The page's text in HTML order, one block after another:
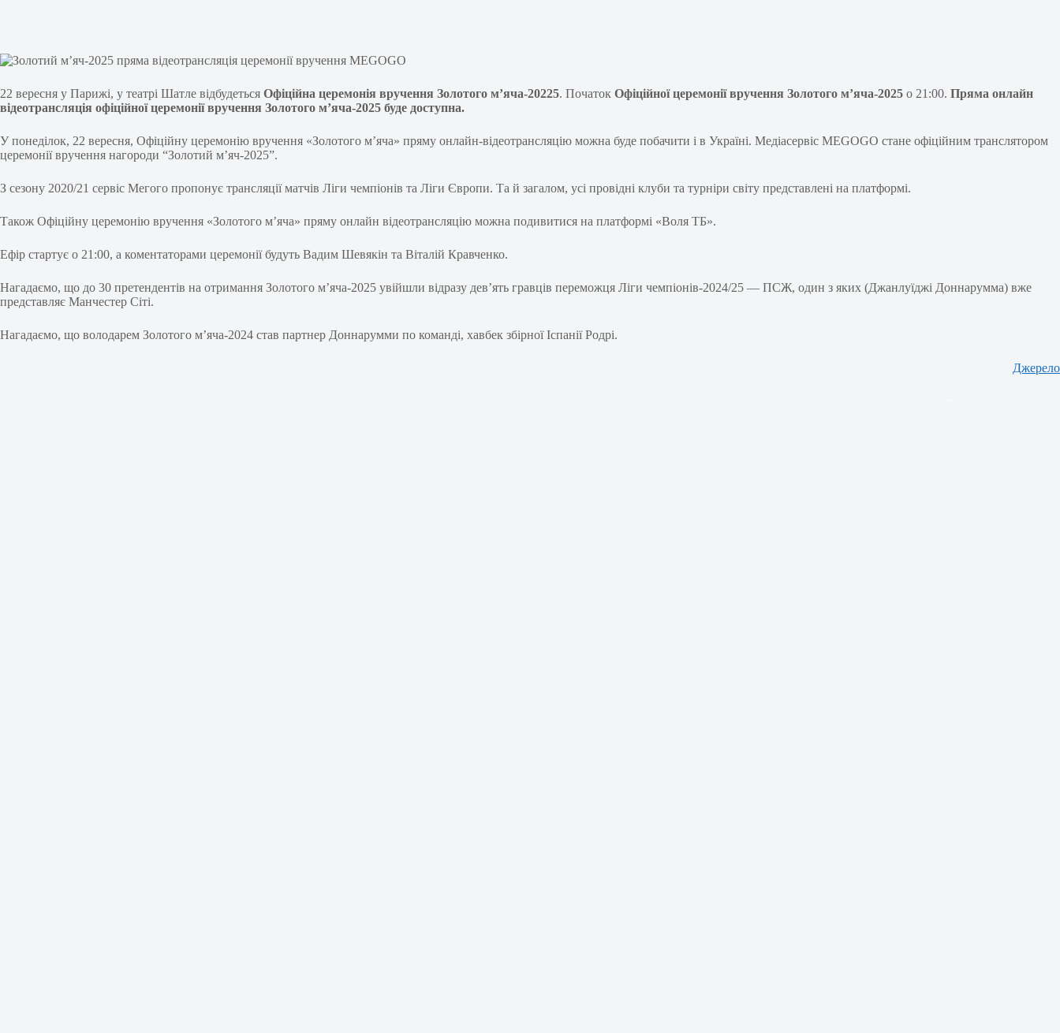
22 вересня у Парижі, у театрі Шатле відбудеться Офіційна церемонія вручення Золотого м’яча-20225. Початок Офіційної церемонії вручення Золотого м’яча-2025 о 21:00. Пряма онлайн
відеотрансляція офіційної церемонії вручення Золотого м’яча-2025 буде доступна.
У понеділок, 22 вересня, Офіційну церемонію вручення «Золотого м’яча» пряму онлайн-відеотрансляцію можна буде побачити і в Україні. Медіасервіс MEGOGO стане офіційним транслятором
церемонії вручення нагороди “Золотий м’яч-2025”.
З сезону 2020/21 сервіс Мегого пропонує трансляції матчів Ліги чемпіонів та Ліги Європи. Та й загалом, усі провідні клуби та турніри світу представлені на платформі.
Також Офіційну церемонію вручення «Золотого м’яча» пряму онлайн відеотрансляцію можна подивитися на платформі «Воля ТБ».
Ефір стартує о 21:00, а коментаторами церемонії будуть Вадим Шевякін та Віталій Кравченко.
Нагадаємо, що до 30 претендентів на отримання Золотого м’яча-2025 увійшли відразу дев’ять гравців переможця Ліги чемпіонів-2024/25 — ПСЖ, один з яких (Джанлуїджі Доннарумма) вже
представляє Манчестер Сіті.
Нагадаємо, що володарем Золотого м’яча-2024 став партнер Доннарумми по команді, хавбек збірної Іспанії Родрі.
Джерело